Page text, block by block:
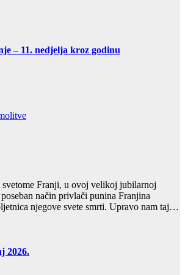
– 11. nedjelja kroz godinu
svetome Franji, u ovoj velikoj jubilarnoj
način privlači punina Franjina
njegove svete smrti. Upravo nam taj…
2026.